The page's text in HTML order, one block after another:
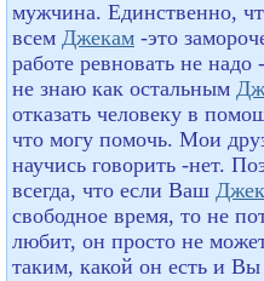
мужчина. Единственно,
всем Джекам -это
работе ревновать не
не знаю как остальным
отказать человеку в
что могу помочь. Мои
научись говорить -нет.
всегда, что если Ваш Джек
свободное время, то не
любит, он просто не
таким, какой он есть и